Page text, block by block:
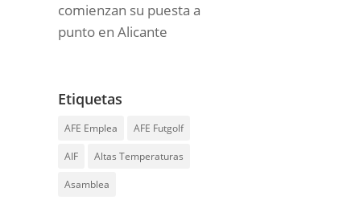
comienzan su puesta a
punto en Alicante
Etiquetas
AFE Emplea AFE Futgolf
AIF Altas Temperaturas
Asamblea